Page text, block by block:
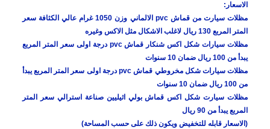
الاسعار:
مظلات سيارت من قماش pvc الالماني وزن 1050 غرام عالي الكثافة سعر
المتر المربع 130 ريال لاغلب الاشكال مثل الاكس وغيره
مظلات سيارات شكل اكس شنكار قماش pvc درجة اولى سعر المتر المربع
يبدأ من 100 ريال ضمان 10 سنوات
مظلات سيارات شكل مخروطي قماش pvc درجة اولى سعر المتر المربع يبدأ
من 100 ريال ضمان 10 سنوات
مظلات سيارت شكل اكس قماش بولي اثيليين صناعة استرالي سعر المتر
المربع يبدأ من 90 ريال
(الاسعار قابله للتخفيض ويكون ذلك على حسب المساحة)